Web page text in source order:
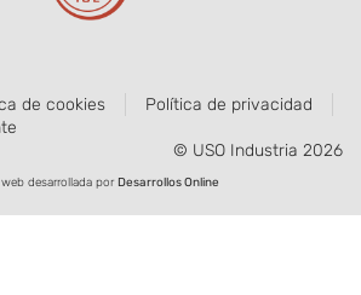
de cookies
Política de privacidad
© USO Industria 2026
web desarrollada porDesarrollos Online